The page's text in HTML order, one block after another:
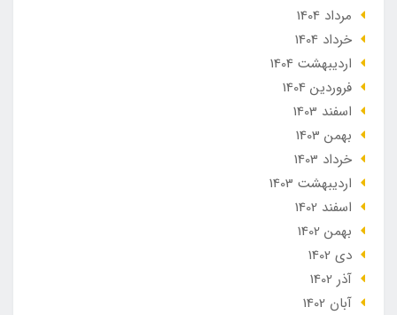
مرداد 1404
خرداد 1404
ارديبهشت 1404
فروردین 1404
اسفند 1403
بهمن 1403
خرداد 1403
ارديبهشت 1403
اسفند 1402
بهمن 1402
دی 1402
آذر 1402
آبان 1402